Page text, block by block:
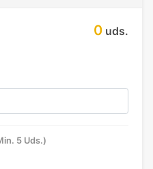
0 uds.
5 Uds.)